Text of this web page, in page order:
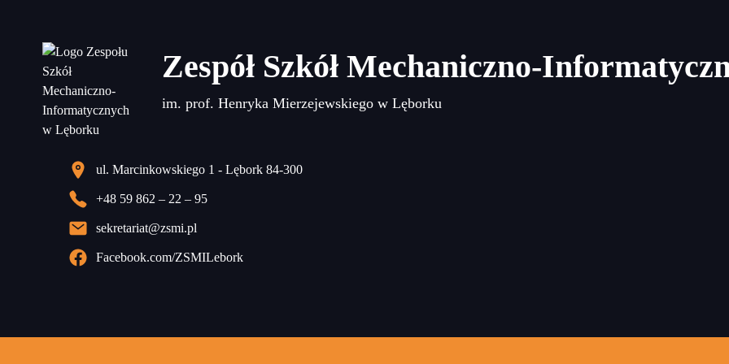
Zespół Szkół Mechaniczno-
im. prof. Henryka Mierzejewskiego w Lęborku
ul. Marcinkowskiego 1 - Lębork 84-300
+48 59 862 – 22 – 95
sekretariat@zsmi.pl
Facebook.com/ZSMILebork